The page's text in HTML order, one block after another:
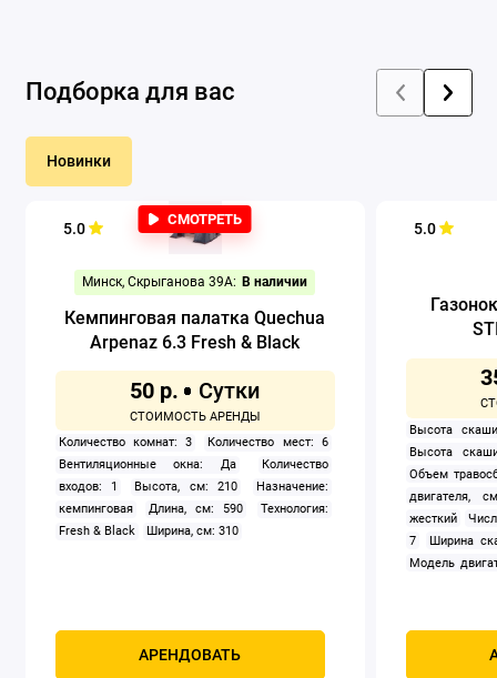
Подборка для вас
Новинки
5.0
СМОТРЕТЬ
Минск, Скрыганова 39А: В наличии
Кемпинговая палатка Quechua
Arpenaz 6.3 Fresh & Black
50 р.
Количество комнат: 3
Количество мест: 6
Вентиляционные окна: Да
Количество
входов: 1
Высота, см: 210
Назначение:
кемпинговая
Длина, см: 590
Технология:
Fresh & Black
Ширина, см: 310
АРЕНДОВАТЬ
5.0
Высота
Высота
Объем
двигателя,
жесткий
7
Ширина
Модель